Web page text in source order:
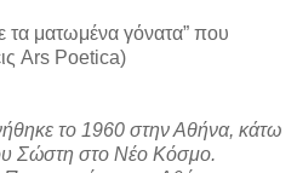
τα ματωμένα γόνατα” που
Ars Poetica)
το 1960 στην Αθήνα, κάτω
Σώστη στο Νέο Κόσμο.